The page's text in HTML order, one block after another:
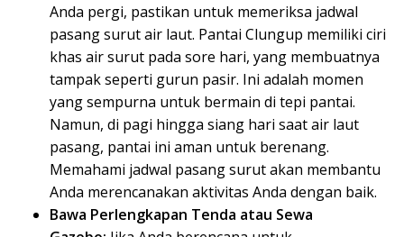
Anda pergi, pastikan untuk memeriksa jadwal
pasang surut air laut. Pantai Clungup memiliki ciri
khas air surut pada sore hari, yang membuatnya
tampak seperti gurun pasir. Ini adalah momen
yang sempurna untuk bermain di tepi pantai.
Namun, di pagi hingga siang hari saat air laut
pasang, pantai ini aman untuk berenang.
Memahami jadwal pasang surut akan membantu
Anda merencanakan aktivitas Anda dengan baik.
Bawa Perlengkapan Tenda atau Sewa